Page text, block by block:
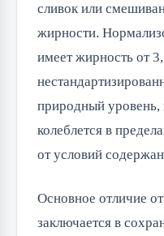
сливок или
жирности.
имеет жирность от
природный
колеблется в
от условий
Основное отличие
заключается в